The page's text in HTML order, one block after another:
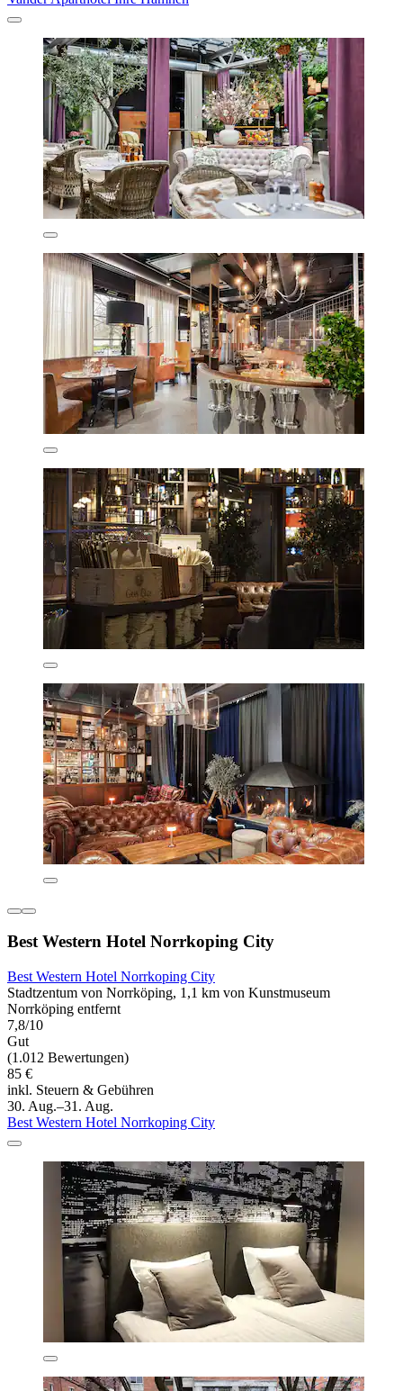
Best Western Hotel Norrkoping City
Best Western Hotel Norrkoping City
Stadtzentum von Norrköping, 1,1 km von Kunstmuseum
Norrköping entfernt
7,8/10
Gut
(1.012 Bewertungen)
85 €
inkl. Steuern & Gebühren
30. Aug.–31. Aug.
Best Western Hotel Norrkoping City